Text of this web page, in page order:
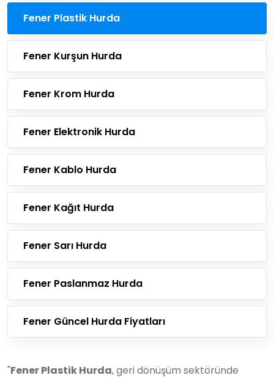
Fener Plastik Hurda
Fener Kurşun Hurda
Fener Krom Hurda
Fener Elektronik Hurda
Fener Kablo Hurda
Fener Kağıt Hurda
Fener Sarı Hurda
Fener Paslanmaz Hurda
Fener Güncel Hurda Fiyatları
"Fener Plastik Hurda, geri dönüşüm sektöründe